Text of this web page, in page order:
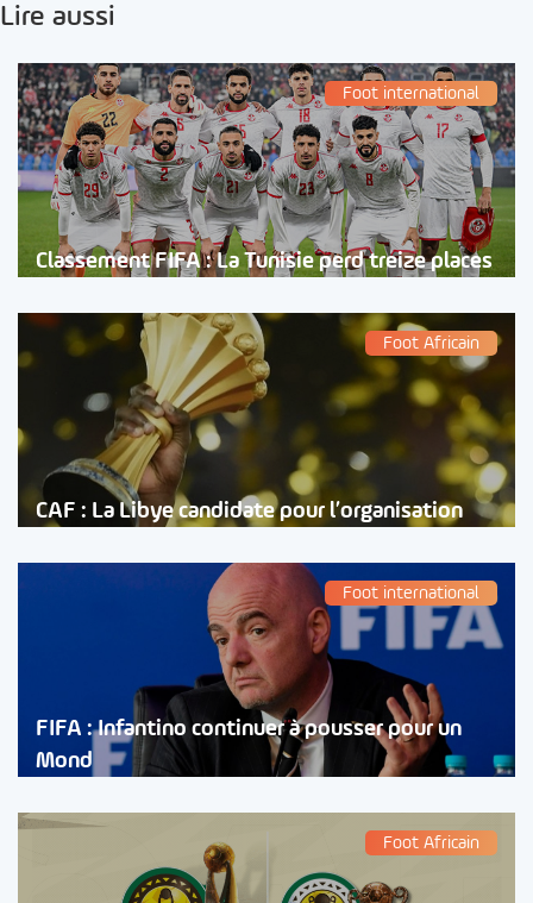
Lire aussi
Foot international
Classement FIFA : La Tunisie perd treize places
Foot Africain
CAF : La Libye candidate pour l’organisation
Foot international
FIFA : Infantino continuer à pousser pour un
Mond
Foot Africain